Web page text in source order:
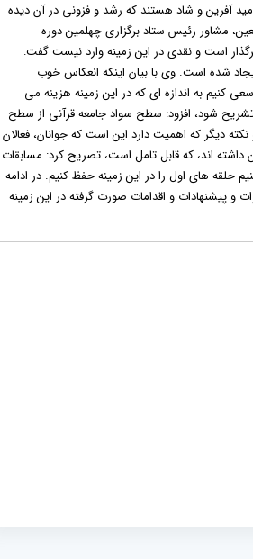
آفرین و شاد هستند که رشد و فزونی در آن دیده
مشاور رئیس ستاد برگزاری چهلمین دوره
است و نقدی در این زمینه وارد نیست گفت:
شده است. وی با بیان اینکه انعکاس خوب
وجود دارد. باید سعی کنیم به اندازه ای که در این زمینه هزینه می
و تشریح شود، افزود: سطح سواد جامعه قرآنی از سطح
دیگر که اهمیت دارد این است که جوانان، فعالان
معظم انقلاب اسلامی تاکنون بیش از ۷۰ مطالبه در حوزه قرآن داشته اند، که قابل تامل است، تصریح کرد: مسابقات
حلقه های اول را در این زمینه حفظ کنیم. در ادامه
و پیشنهادات و اقدامات صورت گرفته در این زمینه